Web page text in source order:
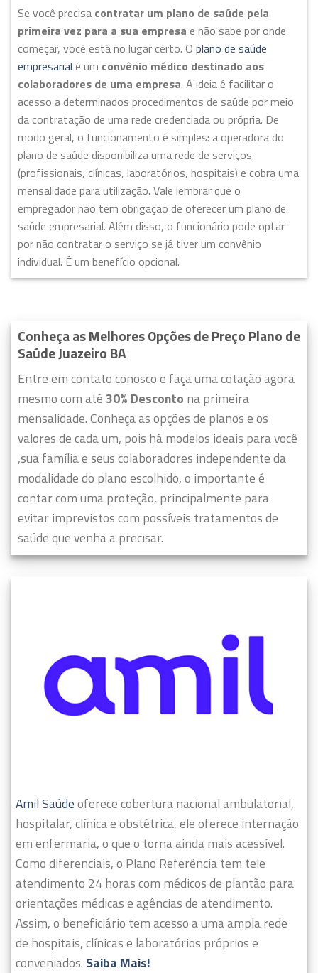
Se você precisa contratar um plano de saúde pela
primeira vez para a sua empresa e não sabe por onde
começar, você está no lugar certo. O plano de saúde
empresarial é um convênio médico destinado aos
colaboradores de uma empresa. A ideia é facilitar o
acesso a determinados procedimentos de saúde por meio
da contratação de uma rede credenciada ou própria. De
modo geral, o funcionamento é simples: a operadora do
plano de saúde disponibiliza uma rede de serviços
(profissionais, clínicas, laboratórios, hospitais) e cobra uma
mensalidade para utilização. Vale lembrar que o
empregador não tem obrigação de oferecer um plano de
saúde empresarial. Além disso, o funcionário pode optar
por não contratar o serviço se já tiver um convênio
individual. É um benefício opcional.
Conheça as Melhores Opções de Preço Plano de
Saúde Juazeiro BA
Entre em contato conosco e faça uma cotação agora
mesmo com até 30% Desconto na primeira
mensalidade. Conheça as opções de planos e os
valores de cada um, pois há modelos ideais para você
,sua família e seus colaboradores independente da
modalidade do plano escolhido, o importante é
contar com uma proteção, principalmente para
evitar imprevistos com possíveis tratamentos de
saúde que venha a precisar.
Amil Saúdeoferece cobertura nacional ambulatorial,
hospitalar, clínica e obstétrica, ele oferece internação
em enfermaria, o que o torna ainda mais acessível.
Como diferenciais, o Plano Referência tem tele
atendimento 24 horas com médicos de plantão para
orientações médicas e agências de atendimento.
Assim, o beneficiário tem acesso a uma ampla rede
de hospitais, clínicas e laboratórios próprios e
conveniados. Saiba Mais!